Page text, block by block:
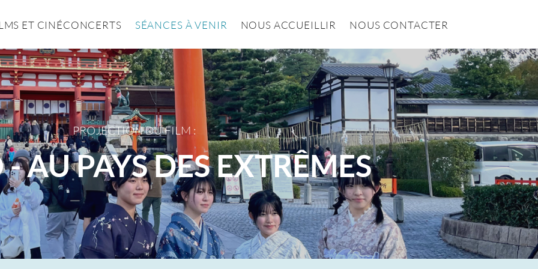
ET CINÉCONCERTS SÉANCES À VENIR NOUS ACCUEILLIR NOUS CONTACTER
PROJECTION DU FILM :
AU PAYS DES EXTRÊMES